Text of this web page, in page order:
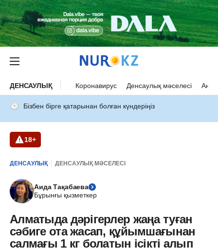
ДЕНСАУЛЫҚ Коронавирус Денсаулық мәселесі Ана
Бізбен бірге қатарынан болған күндеріңіз
18+
ДЕНСАУЛЫҚ ДЕНСАУЛЫҚ МӘСЕЛЕСІ
Аида Тақабаева
Бұрынғы қызметкер
Алматыда дәрігерлер жаңа туған
сәбиге ота жасап, құйымшағынан
салмағы 1 кг болатын ісікті алып